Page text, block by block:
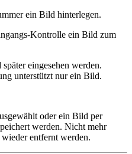
ein Bild hinterlegen.
Kontrolle ein Bild zum
eingesehen werden.
unterstützt nur ein Bild.
oder ein Bild per
werden. Nicht mehr
entfernt werden.